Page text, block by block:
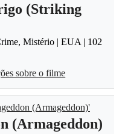
(Striking
Mistério | EUA | 102
sobre o filme
(Armageddon)